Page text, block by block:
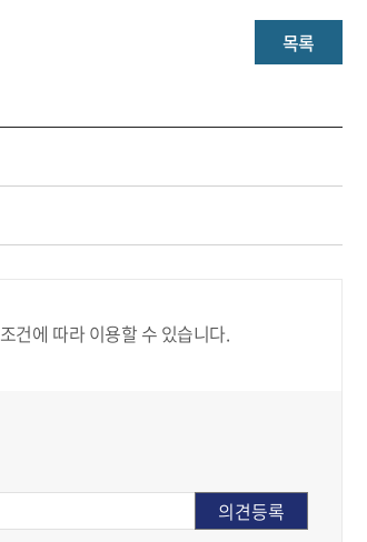
목록
조건에 따라 이용할 수 있습니다.